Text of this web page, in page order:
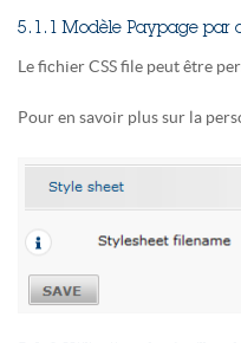
5.1.1 Modèle Paypage par
Le fichier CSS file peut être
Pour en savoir plus sur la